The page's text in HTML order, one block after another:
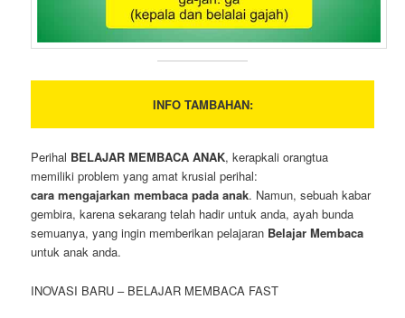
INFO TAMBAHAN:
Perihal BELAJAR MEMBACA ANAK, kerapkali orangtua
memiliki problem yang amat krusial perihal:
cara mengajarkan membaca pada anak. Namun, sebuah kabar
gembira, karena sekarang telah hadir untuk anda, ayah bunda
semuanya, yang ingin memberikan pelajaran Belajar Membaca
untuk anak anda.
INOVASI BARU – BELAJAR MEMBACA FAST